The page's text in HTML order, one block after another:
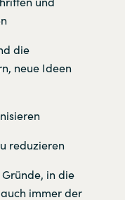
die
neue Ideen
reduzieren
in die
immer der